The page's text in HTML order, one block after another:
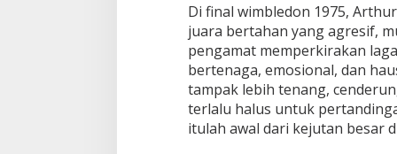
Di final wimbledon 1975,
juara bertahan yang agresif,
pengamat memperkirakan
bertenaga, emosional, dan
tampak lebih tenang,
terlalu halus untuk
itulah awal dari kejutan besar